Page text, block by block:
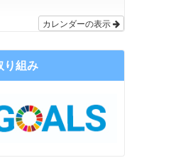
カレンダーの表示
り組み